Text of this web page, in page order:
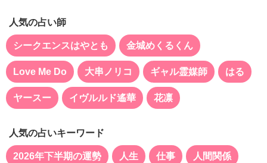
人気の占い師
シークエンスはやとも 金城めくるくん
Love Me Do 大串ノリコ ギャル霊媒師 はる
ヤースー イヴルルド遙華 花凛
人気の占いキーワード
2026年下半期の運勢 人生 仕事 人間関係